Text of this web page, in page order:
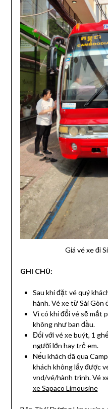
Giá vé xe đi
GHI CHÚ:
Sau khi đặt vé quý
hành. Vé xe từ Sài Gòn
Vì có khi đổi vé sẽ mất
không như ban đầu.
Đối với vé xe buýt, 1
người lớn hay trẻ em.
Nếu khách đã qua
khách không lấy được
vnd/vé/hành trình. Vé
xe Sapaco Limousine